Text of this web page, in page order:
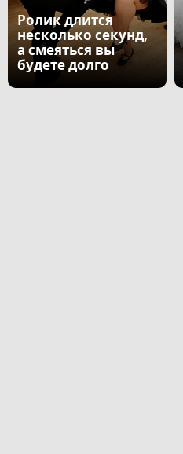
Ролик длится
несколько секунд,
а смеяться вы
будете долго